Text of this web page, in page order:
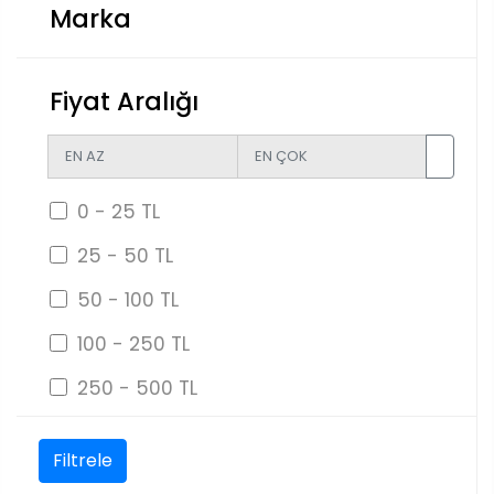
Marka
Fiyat Aralığı
0 - 25 TL
25 - 50 TL
50 - 100 TL
100 - 250 TL
250 - 500 TL
Filtrele